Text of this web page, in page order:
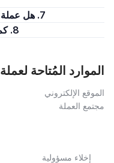
7. هل عملة BloodLoop تمثل استثمارًا جيدًا؟
8. كم عدد BloodLoop المتوفر حاليًا؟
الموارد المُتاحة لعملة BloodLoop
الموقع الإلكتروني
مجتمع العملة
إخلاء مسؤولية